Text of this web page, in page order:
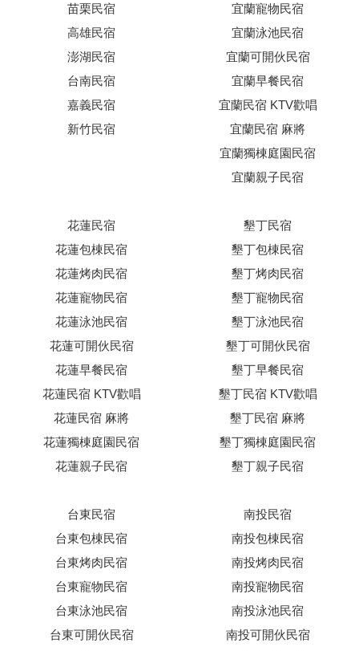
苗栗民宿
高雄民宿
澎湖民宿
台南民宿
嘉義民宿
新竹民宿
宜蘭寵物民宿
宜蘭泳池民宿
宜蘭可開伙民宿
宜蘭早餐民宿
宜蘭民宿 KTV歡唱
宜蘭民宿 麻將
宜蘭獨棟庭園民宿
宜蘭親子民宿
花蓮民宿
花蓮包棟民宿
花蓮烤肉民宿
花蓮寵物民宿
花蓮泳池民宿
花蓮可開伙民宿
花蓮早餐民宿
花蓮民宿 KTV歡唱
花蓮民宿 麻將
花蓮獨棟庭園民宿
花蓮親子民宿
墾丁民宿
墾丁包棟民宿
墾丁烤肉民宿
墾丁寵物民宿
墾丁泳池民宿
墾丁可開伙民宿
墾丁早餐民宿
墾丁民宿 KTV歡唱
墾丁民宿 麻將
墾丁獨棟庭園民宿
墾丁親子民宿
台東民宿
台東包棟民宿
台東烤肉民宿
台東寵物民宿
台東泳池民宿
台東可開伙民宿
南投民宿
南投包棟民宿
南投烤肉民宿
南投寵物民宿
南投泳池民宿
南投可開伙民宿